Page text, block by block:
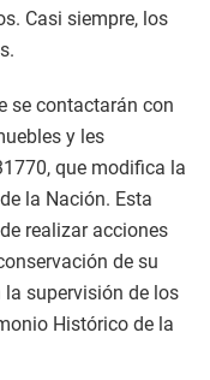
Casi siempre, los
se contactarán con
y les
que modifica la
la Nación. Esta
realizar acciones
de su
supervisión de los
Histórico de la